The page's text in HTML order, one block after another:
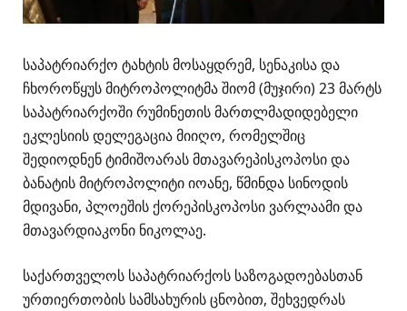
საპატრიარქო ტახტის მოსაყდრემ, სენაკისა და
ჩხოროწყუს მიტროპოლიტმა შიომ (მუჯირი) 23 მარტს
საპატრიარქოში რუმინეთის მართლმადიდებელი
ეკლესიის დელეგაცია მიიღო, რომელშიც
შედიოდნენ ტიმიშოარას მთავარეპისკოპოსი და
ბანატის მიტროპოლიტი იოანე, წმინდა სინოდის
მდივანი, პლოეშის ქორეპისკოპოსი ვარლაამი და
მთავარდიაკონი ნიკოლაე.
საქართველოს საპატრიარქოს საზოგადოებასთან
ურთიერთობის სამსახურის ცნობით, შეხვედრას